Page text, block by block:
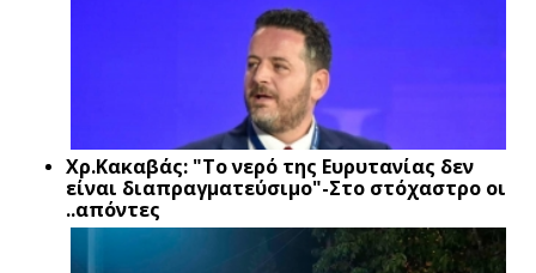
Xρ.Κακαβάς: "Το νερό της Ευρυτανίας δεν
είναι διαπραγματεύσιμο"-Στο στόχαστρο οι
..απόντες